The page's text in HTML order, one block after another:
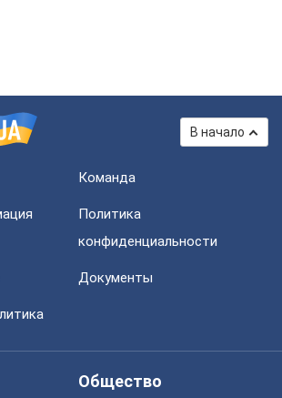
В начало
Команда
Политика
конфиденциальности
Документы
Общество